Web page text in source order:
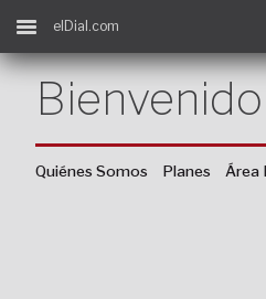
elDial.com
Quiénes Somos Planes Área